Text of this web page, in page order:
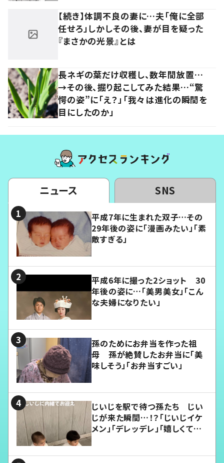
【続き】体調不良の妻に…夫「俺に全部
任せろ」しかしその後、妻が目を疑った
『まさかの光景』とは
長ネギの葉だけ収穫し、数年間放置…
→その後、掘り起こしてみた結果…“驚
愕の姿”に「え？」「我々は進化の瞬間を
目にしたのか」
ニュース SNS
平成7年に生まれた双子…その
29年後の姿に「漫画みたい」「素
敵すぎる」
平成6年に撮った2ショット 30
年後の姿に…「美男美女」「こん
な夫婦になりたい」
孫のためにお弁当を作った祖
母 孫が絶賛したお弁当に「美
味しそう」「お弁当すごい」
じいじを駅で待つ孫たち じい
じが来た瞬間…！？「じいじイケ
メン」「デレッデレ」「嬉しくて可